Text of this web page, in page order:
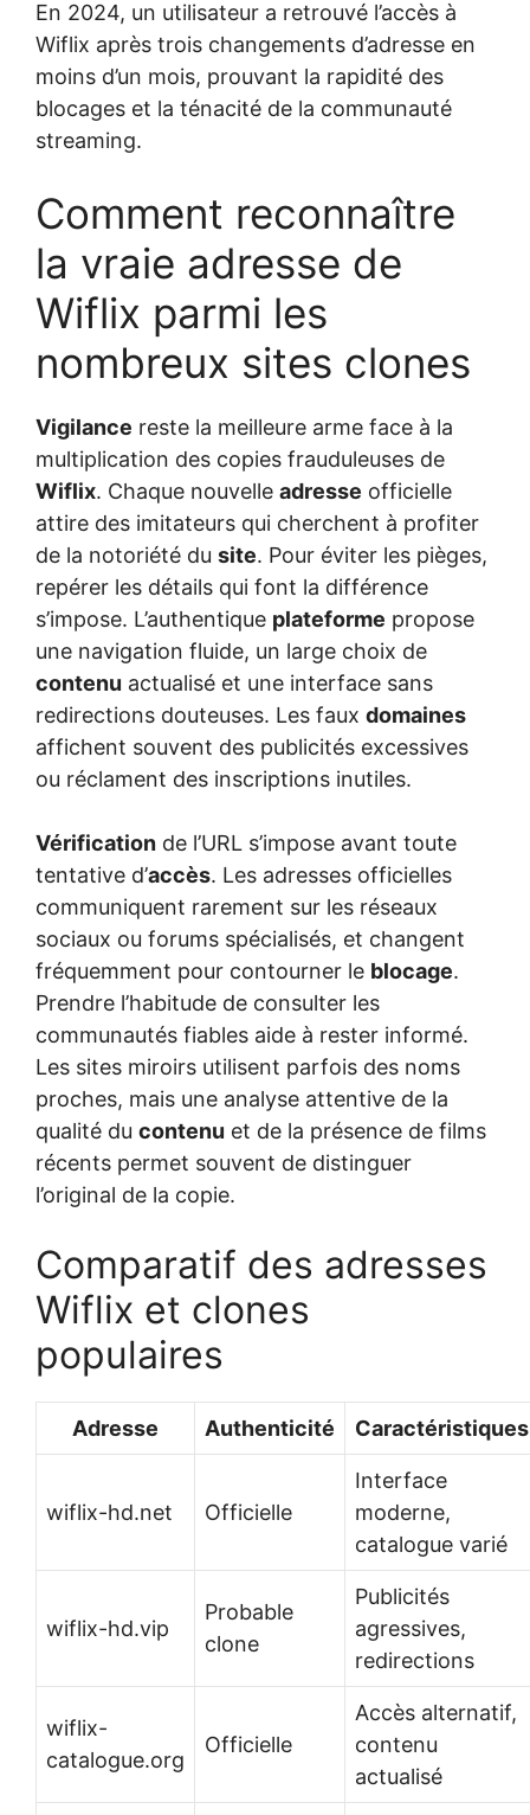
En 2024, un utilisateur a retrouvé l’accès à
Wiflix après trois changements d’adresse en
moins d’un mois, prouvant la rapidité des
blocages et la ténacité de la communauté
streaming.
Comment reconnaître
la vraie adresse de
Wiflix parmi les
nombreux sites clones
Vigilance reste la meilleure arme face à la
multiplication des copies frauduleuses de
Wiflix. Chaque nouvelle adresse officielle
attire des imitateurs qui cherchent à profiter
de la notoriété du site. Pour éviter les pièges,
repérer les détails qui font la différence
s’impose. L’authentique plateforme propose
une navigation fluide, un large choix de
contenu actualisé et une interface sans
redirections douteuses. Les faux domaines
affichent souvent des publicités excessives
ou réclament des inscriptions inutiles.
Vérification de l’URL s’impose avant toute
tentative d’accès. Les adresses officielles
communiquent rarement sur les réseaux
sociaux ou forums spécialisés, et changent
fréquemment pour contourner le blocage.
Prendre l’habitude de consulter les
communautés fiables aide à rester informé.
Les sites miroirs utilisent parfois des noms
proches, mais une analyse attentive de la
qualité du contenu et de la présence de films
récents permet souvent de distinguer
l’original de la copie.
Comparatif des adresses
Wiflix et clones
populaires
Adresse Authenticité Caractéristiques
wiflix-hd.net Officielle
Interface
moderne,
catalogue varié
wiflix-hd.vip
Probable
clone
Publicités
agressives,
redirections
wiflix-
catalogue.org
Officielle
Accès alternatif,
contenu
actualisé